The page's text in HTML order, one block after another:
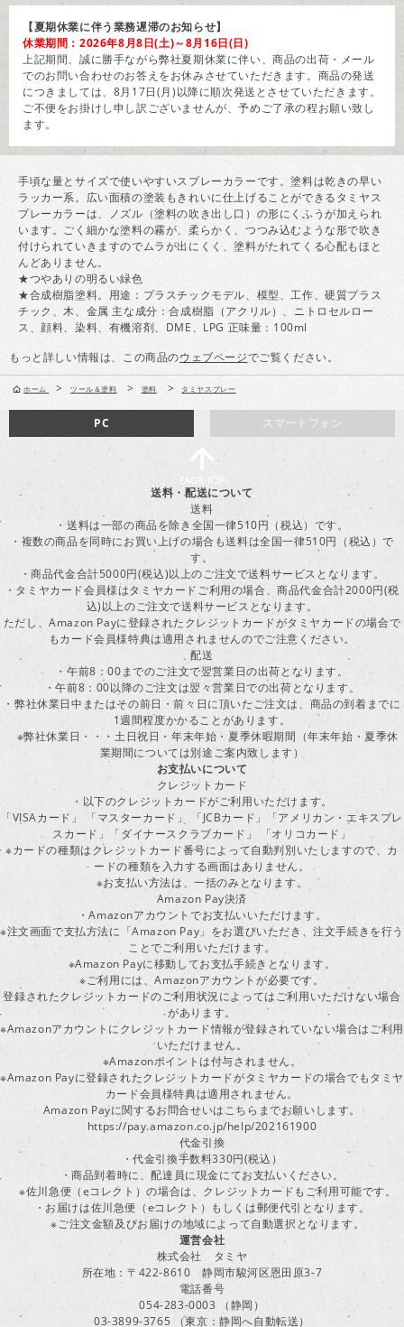
【夏期休業に伴う業務遅滞のお知らせ】
休業期間：2026年8月8日(土)～8月16日(日)
上記期間、誠に勝手ながら弊社夏期休業に伴い、商品の出荷・メール
でのお問い合わせのお答えをお休みさせていただきます。商品の発送
につきましては、8月17日(月)以降に順次発送とさせていただきます。
ご不便をお掛けし申し訳ございませんが、予めご了承の程お願い致し
ます。
手頃な量とサイズで使いやすいスプレーカラーです。塗料は乾きの早い
ラッカー系。広い面積の塗装もきれいに仕上げることができるタミヤス
プレーカラーは、ノズル（塗料の吹き出し口）の形にくふうが加えられ
います。ごく細かな塗料の霧が、柔らかく、つつみ込むような形で吹き
付けられていきますのでムラが出にくく、塗料がたれてくる心配もほと
んどありません。
★つやありの明るい緑色
★合成樹脂塗料。用途：プラスチックモデル、模型、工作、硬質プラス
チック、木、金属 主な成分：合成樹脂（アクリル）、ニトロセルロー
ス、顔料、染料、有機溶剤、DME、LPG 正味量：100ml
もっと詳しい情報は、この商品のウェブページでご覧ください。
ホーム > ツール＆塗料 > 塗料 > タミヤスプレー
スマートフォン
PC
送料・配送について
送料
・送料は一部の商品を除き全国一律510円（税込）です。
・複数の商品を同時にお買い上げの場合も送料は全国一律510円（税込）で
す。
・商品代金合計5000円(税込)以上のご注文で送料サービスとなります。
・タミヤカード会員様はタミヤカードご利用の場合、商品代金合計2000円(税
込)以上のご注文で送料サービスとなります。
ただし、Amazon Payに登録されたクレジットカードがタミヤカードの場合で
もカード会員様特典は適用されませんのでご注意ください。
配送
・午前8：00までのご注文で翌営業日の出荷となります。
・午前8：00以降のご注文は翌々営業日での出荷となります。
・弊社休業日中またはその前日・前々日に頂いたご注文は、商品の到着までに
1週間程度かかることがあります。
※弊社休業日・・・土日祝日・年末年始・夏季休暇期間（年末年始・夏季休
業期間については別途ご案内致します）
お支払いについて
クレジットカード
・以下のクレジットカードがご利用いただけます。
「VISAカード」 「マスターカード」 「JCBカード」「アメリカン・エキスプレ
スカード」「ダイナースクラブカード」 「オリコカード」
※カードの種類はクレジットカード番号によって自動判別いたしますので、カ
ードの種類を入力する画面はありません。
※お支払い方法は、一括のみとなります。
Amazon Pay決済
・Amazonアカウントでお支払いいただけます。
※注文画面で支払方法に「Amazon Pay」をお選びいただき、注文手続きを行う
ことでご利用いただけます。
※Amazon Payに移動してお支払手続きとなります。
※ご利用には、Amazonアカウントが必要です。
登録されたクレジットカードのご利用状況によってはご利用いただけない場合
があります。
※Amazonアカウントにクレジットカード情報が登録されていない場合はご利用
いただけません。
※Amazonポイントは付与されません。
※Amazon Payに登録されたクレジットカードがタミヤカードの場合でもタミヤ
カード会員様特典は適用されません。
Amazon Payに関するお問合せいはこちらまでお願いします。
https://pay.amazon.co.jp/help/202161900
代金引換
・代金引換手数料330円(税込）
・商品到着時に、配達員に現金にてお支払いください。
※佐川急便（eコレクト）の場合は、クレジットカードもご利用可能です。
・お届けは佐川急便（eコレクト）もしくは郵便代引となります。
※ご注文金額及びお届けの地域によって自動選択となります。
運営会社
株式会社 タミヤ
所在地：〒422-8610 静岡市駿河区恩田原3-7
電話番号
054-283-0003 （静岡）
03-3899-3765 （東京：静岡へ自動転送）